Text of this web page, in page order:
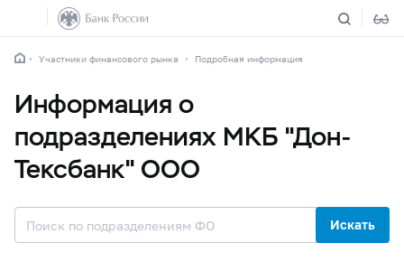
Участники финансового рынка Подробная информация
Информация о
подразделениях МКБ "Дон-
Тексбанк" ООО
Искать